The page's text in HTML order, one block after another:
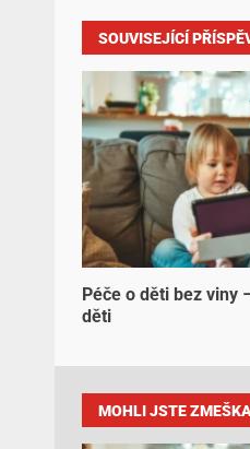
SOUVISEJÍCÍ
Péče o děti bez viny
děti
MOHLI JSTE